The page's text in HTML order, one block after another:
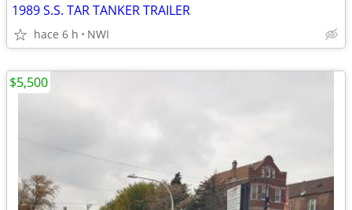
1989 S.S. TAR TANKER TRAILER
hace 6 h NWI
$5,500